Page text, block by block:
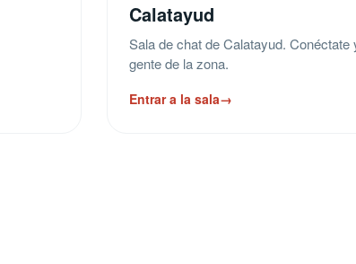
Calatayud
Sala de chat de Calatayud. Conéctate
gente de la zona.
Entrar a la sala→